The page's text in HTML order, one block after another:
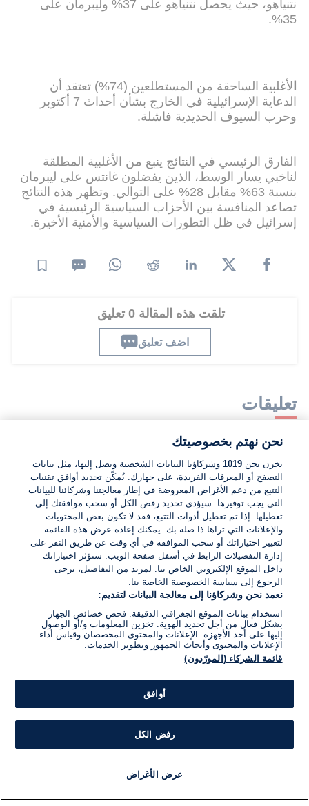
نتنياهو، حيث يحصل نتنياهو على 37% وليبرمان على
35%.
لأغلبية الساحقة من المستطلعين (74%) تعتقد أن
الدعاية الإسرائيلية في الخارج بشأن أحداث 7 أكتوبر
وحرب السيوف الحديدية فاشلة.
الفارق الرئيسي في النتائج ينبع من الأغلبية المطلقة
لناخبي يسار الوسط، الذين يفضلون غانتس على ليبرمان
بنسبة 63% مقابل 28% على التوالي. وتظهر هذه النتائج
تصاعد المنافسة بين الأحزاب السياسية الرئيسية في
إسرائيل في ظل التطورات السياسية والأمنية الأخيرة.
تلقت هذه المقالة 0 تعليق
اضف تعليق
تعليقات
لا توجد تعليقات مكتوبة حتى الآن. كن الأول!
اكتب تعليقًا جديدًا ...
نحن نهتم بخصوصيتك
نخزن نحن1019 وشركاؤنا البيانات الشخصية ونصل إليها، مثل بيانات
التصفح أو المعرفات الفريدة، على جهازك. يُمكّن تحديد أوافق تقنيات
التتبع من دعم الأغراض المعروضة في إطار معالجتنا وشركائنا للبيانات
التي يجب توفيرها. سيؤدي تحديد رفض الكل أو سحب موافقتك إلى
تعطيلها. إذا تم تعطيل أدوات التتبع، فقد لا تكون بعض المحتويات
والإعلانات التي تراها ذا صلة بك. يمكنك إعادة عرض هذه القائمة
لتغيير اختياراتك أو سحب الموافقة في أي وقت عن طريق النقر على
إدارة التفضيلات الرابط في أسفل صفحة الويب. ستؤثر اختياراتك
داخل الموقع الإلكتروني الخاص بنا. لمزيد من التفاصيل، يرجى
الرجوع إلى سياسة الخصوصية الخاصة بنا.
نعمد نحن وشركاؤنا إلى معالجة البيانات لتقديم:
استخدام بيانات الموقع الجغرافي الدقيقة. فحص خصائص الجهاز
بشكل فعال من أجل تحديد الهوية. تخزين المعلومات و/أو الوصول
إليها على أحد الأجهزة. الإعلانات والمحتوى المخصصان وقياس أداء
الإعلانات والمحتوى وأبحاث الجمهور وتطوير الخدمات.
قائمة الشركاء (المورّدون)
أوافق
رفض الكل
عرض الأغراض